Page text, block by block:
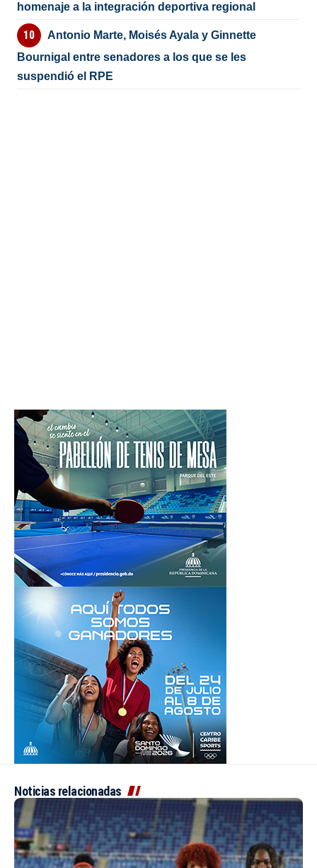
homenaje a la integración deportiva regional
Antonio Marte, Moisés Ayala y Ginnette
Bournigal entre senadores a los que se les
suspendió el RPE
Noticias relacionadas